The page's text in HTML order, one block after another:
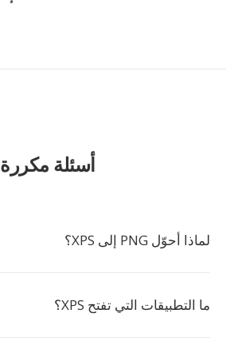
أسئلة مكررة
لماذا أحوّل PNG إلى XPS؟
ما التطبيقات التي تفتح XPS؟